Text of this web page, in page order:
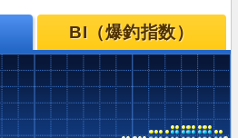
BI（爆釣指数）